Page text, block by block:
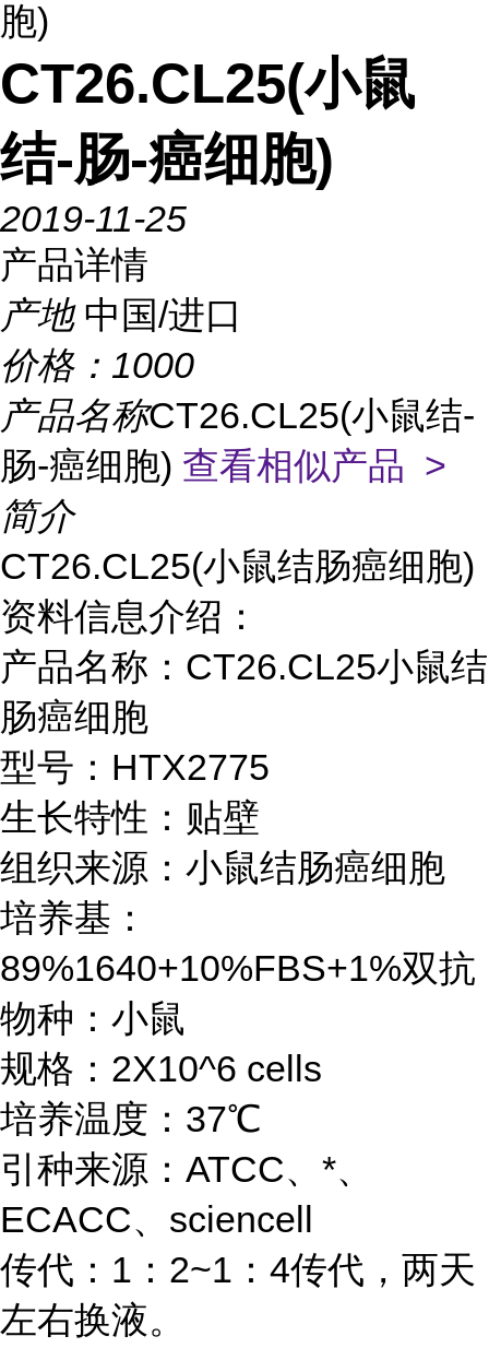
胞)
CT26.CL25(小鼠
结-肠-癌细胞)
2019-11-25
产品详情
产地 中国/进口
价格： 1000
产品名称CT26.CL25(小鼠结-
肠-癌细胞) 查看相似产品 >
简介
CT26.CL25(小鼠结肠癌细胞)
资料信息介绍：
产品名称：CT26.CL25小鼠结
肠癌细胞
型号：HTX2775
生长特性：贴壁
组织来源：小鼠结肠癌细胞
培养基：
89%1640+10%FBS+1%双抗
物种：小鼠
规格：2X10^6 cells
培养温度：37℃
引种来源：ATCC、*、
ECACC、sciencell
传代：1：2~1：4传代，两天
左右换液。